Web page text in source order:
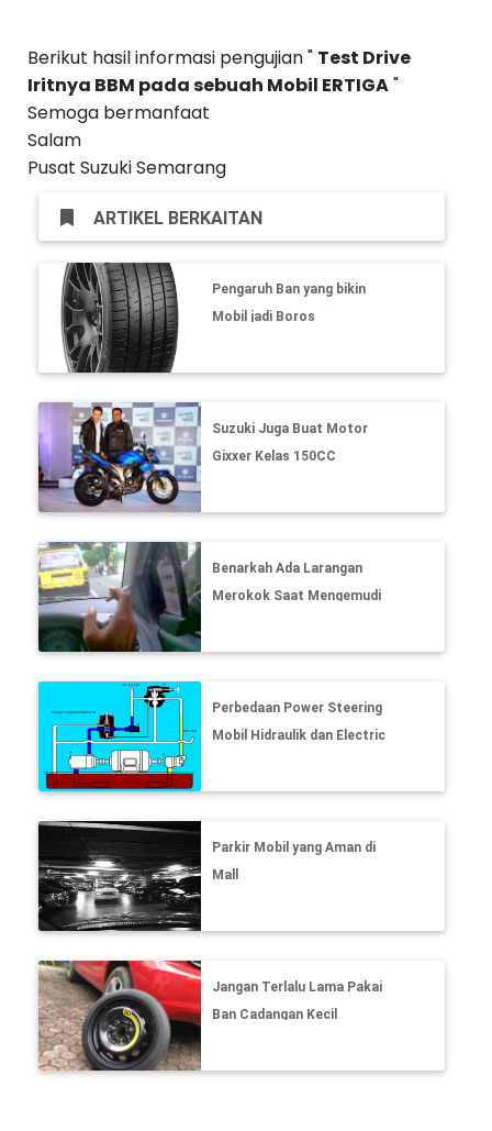
Berikut hasil informasi pengujian " Test Drive
Iritnya BBM pada sebuah Mobil ERTIGA"
Semoga bermanfaat
Salam
Pusat Suzuki Semarang
ARTIKEL BERKAITAN
Pengaruh Ban yang bikin
Mobil jadi Boros
Suzuki Juga Buat Motor
Gixxer Kelas 150CC
Benarkah Ada Larangan
Merokok Saat Mengemudi
Perbedaan Power Steering
Mobil Hidraulik dan Electric
Parkir Mobil yang Aman di
Mall
Jangan Terlalu Lama Pakai
Ban Cadangan Kecil